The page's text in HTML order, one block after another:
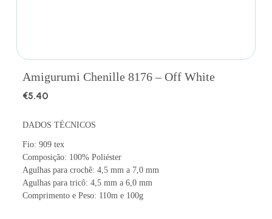
Amigurumi Chenille 8176 – Off White
€5.40
DADOS TÉCNICOS
Fio: 909 tex
Composição: 100% Poliéster
Agulhas para crochê: 4,5 mm a 7,0 mm
Agulhas para tricô: 4,5 mm a 6,0 mm
Comprimento e Peso: 110m e 100g